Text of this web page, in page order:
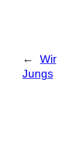
←
Wir
Jungs